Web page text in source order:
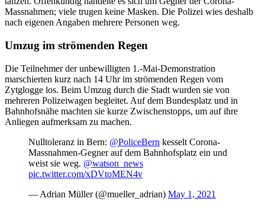
Massnahmen; viele trugen keine Masken. Die Polizei wies deshalb
nach eigenen Angaben mehrere Personen weg.
Umzug im strömenden Regen
Die Teilnehmer der unbewilligten 1.-Mai-Demonstration
marschierten kurz nach 14 Uhr im strömenden Regen vom
Zytglogge los. Beim Umzug durch die Stadt wurden sie von
mehreren Polizeiwagen begleitet. Auf dem Bundesplatz und in
Bahnhofsnähe machten sie kurze Zwischenstopps, um auf ihre
Anliegen aufmerksam zu machen.
Nulltoleranz in Bern: @PoliceBern kesselt Corona-
Massnahmen-Gegner auf dem Bahnhofsplatz ein und
weist sie weg. @watson_news
pic.twitter.com/xDVtoMEN4v
— Adrian Müller (@mueller_adrian) May 1, 2021